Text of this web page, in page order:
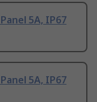
5A, IP67
5A, IP67